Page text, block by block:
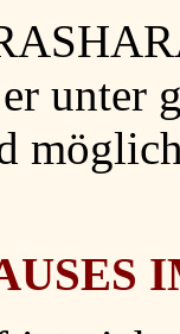
unter